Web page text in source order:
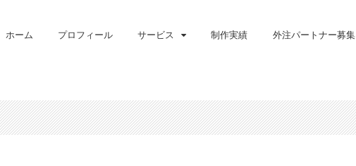
ホーム プロフィール サービス 制作実績 外注パートナー募集